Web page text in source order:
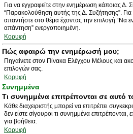
Για να εγγραφείτε στην ενημέρωση κάποιας Δ.
“Παρακολούθηση αυτής της Δ. Συζήτησης”. Για
απαντήστε στο θέμα έχοντας την επιλογή “Να
απάντηση” ενεργοποιημένη.
Κορυφή
Πώς αφαιρώ την ενημέρωσή μου;
Πηγαίνετε στον Πίνακα Ελέγχου Μέλους και
επιλογών σας.
Κορυφή
Συνημμένα
Τι συνημμένα επιτρέπονται σε αυτό
Κάθε διαχειριστής μπορεί να επιτρέπει
δεν είστε σίγουροι τι συνημμένα επιτρέπονται,
για βοήθεια.
Κορυφή